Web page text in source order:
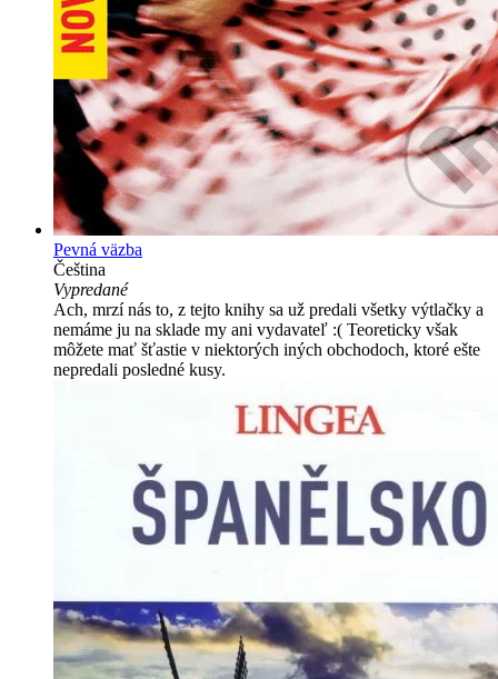
Pevná väzba
Čeština
Vypredané
Ach, mrzí nás to, z tejto knihy sa už predali všetky výtlačky a
nemáme ju na sklade my ani vydavateľ :( Teoreticky však
môžete mať šťastie v niektorých iných obchodoch, ktoré ešte
nepredali posledné kusy.